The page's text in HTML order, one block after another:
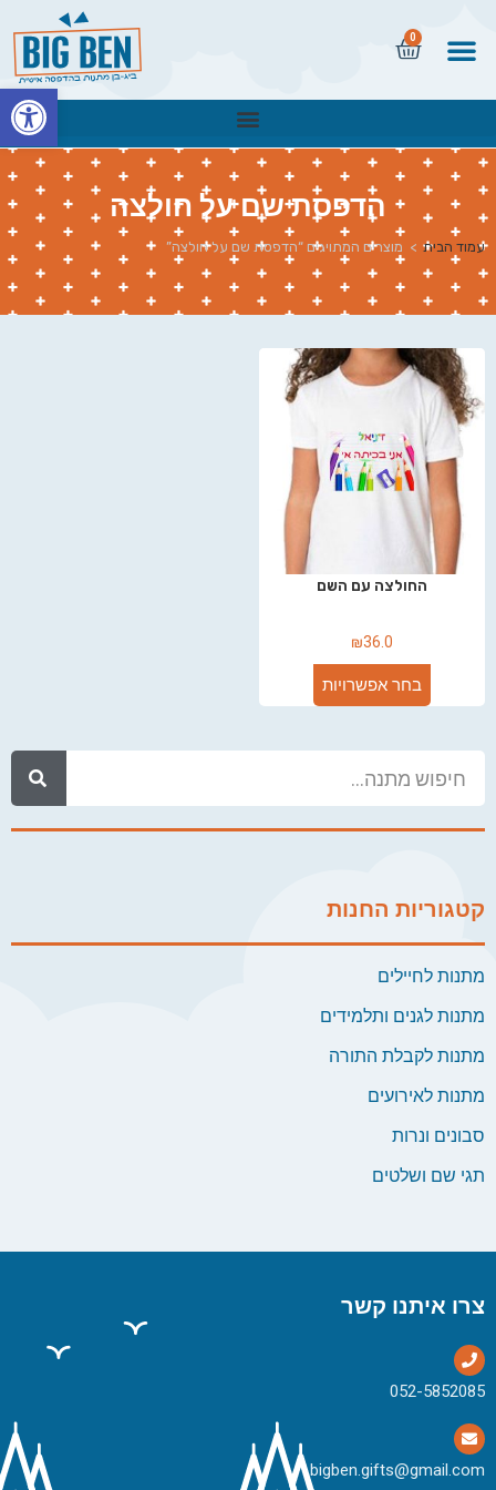
0
הדפסת שם על חולצה
עמוד הבית > מוצרים המתויגים “הדפסת שם על חולצה”
קטגוריות החנות
מתנות לחיילים
מתנות לגנים ותלמידים
מתנות לקבלת התורה
מתנות לאירועים
סבונים ונרות
תגי שם ושלטים
החולצה עם השם
₪36.0
בחר אפשרויות
צרו איתנו קשר
bigben.gifts@gmail.com